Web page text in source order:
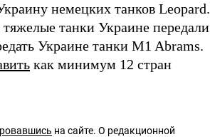
немецких танков Leopard.
тяжелые танки Украине передали
Украине танки M1 Abrams.
как минимум 12 стран
на сайте. О редакционной